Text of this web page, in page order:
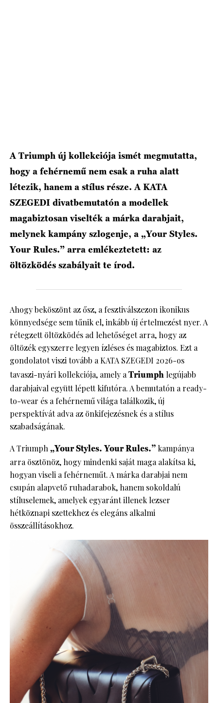
A Triumph új kollekciója ismét megmutatta,
hogy a fehérnemű nem csak a ruha alatt
létezik, hanem a stílus része. A KATA
SZEGEDI divatbemutatón a modellek
magabiztosan viselték a márka darabjait,
melynek kampány szlogenje, a „Your Styles.
Your Rules.” arra emlékeztetett: az
öltözködés szabályait te írod.
Ahogy beköszönt az ősz, a fesztiválszezon ikonikus
könnyedsége sem tűnik el, inkább új értelmezést nyer. A
rétegzett öltözködés ad lehetőséget arra, hogy az
öltözék egyszerre legyen ízléses és magabiztos. Ezt a
gondolatot viszi tovább a KATA SZEGEDI 2026-os
tavaszi-nyári kollekciója, amely aTriumph legújabb
darabjaival együtt lépett kifutóra. A bemutatón a ready-
to-wear és a fehérnemű világa találkozik, új
perspektívát adva az önkifejezésnek és a stílus
szabadságának.
A Triumph„Your Styles. Your Rules.” kampánya
arra ösztönöz, hogy mindenki saját maga alakítsa ki,
hogyan viseli a fehérneműt. A márka darabjai nem
csupán alapvető ruhadarabok, hanem sokoldalú
stíluselemek, amelyek egyaránt illenek lezser
hétköznapi szettekhez és elegáns alkalmi
összeállításokhoz.